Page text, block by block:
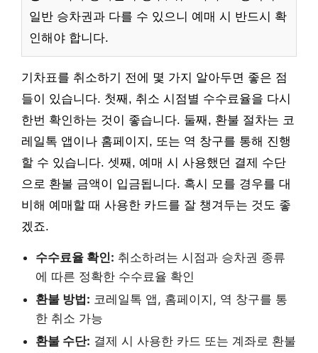
일반 승차권과 다를 수 있으니 예매 시 반드시 확
인해야 합니다.
기차표를 취소하기 전에 몇 가지 알아두면 좋은 점
들이 있습니다. 첫째, 취소 시점별 수수료율을 다시
한번 확인하는 것이 좋습니다. 둘째, 환불 절차는 코
레일톡 앱이나 홈페이지, 또는 역 창구를 통해 진행
할 수 있습니다. 셋째, 예매 시 사용했던 결제 수단
으로 환불 금액이 입금됩니다. 혹시 모를 경우를 대
비해 예매할 때 사용한 카드를 잘 챙겨두는 것도 좋
겠죠.
수수료율 확인: 취소하려는 시점과 승차권 종류
에 따른 정확한 수수료율 확인
환불 방법: 코레일톡 앱, 홈페이지, 역 창구를 통
한 취소 가능
환불 수단: 결제 시 사용한 카드 또는 계좌로 환불